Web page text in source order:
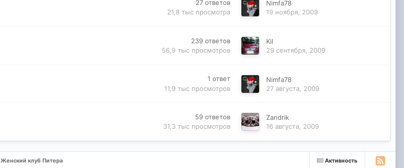
27 ответов
21,8 тыс просмотра
Nimfa78
19 ноября, 2009
239 ответов
56,9 тыс просмотров
Kil
29 сентября, 2009
1 ответ
11,9 тыс просмотров
Nimfa78
27 августа, 2009
59 ответов
31,3 тыс просмотров
Zandrik
16 августа, 2009
Активность
Женский клуб Питера